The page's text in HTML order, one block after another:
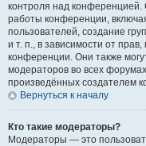
контроля над конференцией.
работы конференции,
пользователей, создание
и т. п., в зависимости от
конференции. Они также
модераторов во всех
произведённых создателем
Вернуться к началу
Кто такие модераторы?
Модераторы — это